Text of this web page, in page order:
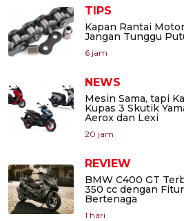
TIPS
Kapan Rantai
Jangan Tunggu
6 jam
NEWS
Mesin Sama, tapi
Kupas 3 Skutik
Aerox dan Lexi
20 jam
REVIEW
BMW C400 GT
350 cc dengan
Bertenaga
1 hari